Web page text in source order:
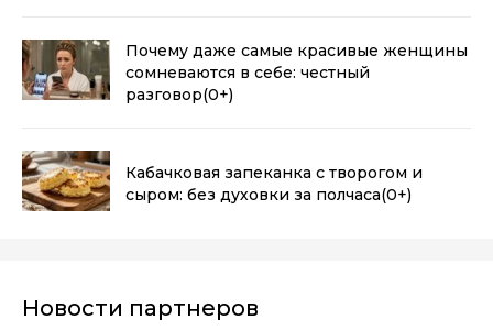
Почему даже самые красивые женщины
сомневаются в себе: честный
разговор(0+)
Кабачковая запеканка с творогом и
сыром: без духовки за полчаса(0+)
Новости партнеров